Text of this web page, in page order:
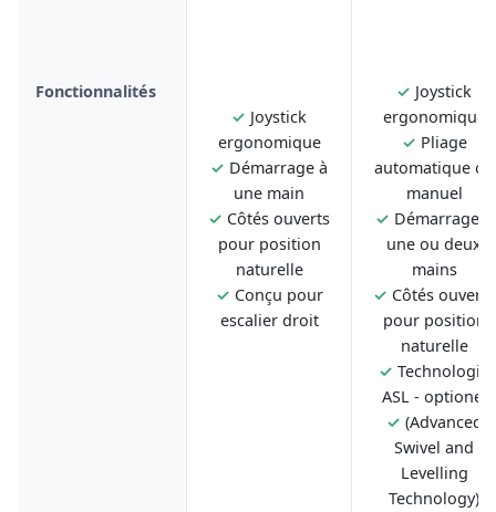
Fonctionnalités
✓ Joystick
ergonomique
✓ Démarrage à
une main
✓ Côtés ouverts
pour position
naturelle
✓ Conçu pour
escalier droit
✓ Joystick
ergonomique
✓ Pliage
automatique ou
manuel
✓ Démarrage à
une ou deux
mains
✓ Côtés ouverts
pour position
naturelle
✓ Technologie
ASL - optionel
✓ (Advanced
Swivel and
Levelling
Technology)